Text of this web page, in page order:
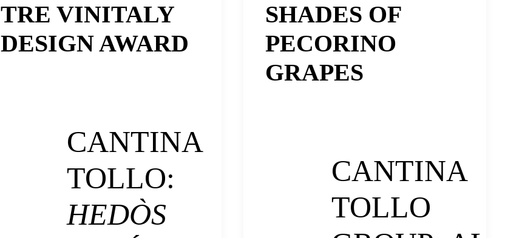
TRE VINITALY
DESIGN AWARD
CANTINA
TOLLO:
HEDÒS
SHADES OF
PECORINO
GRAPES
CANTINA
TOLLO